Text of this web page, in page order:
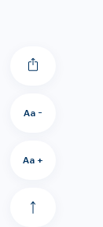
Aa -
Aa +